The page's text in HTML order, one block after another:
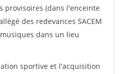
provisoires (dans l'enceinte
des redevances SACEM
dans un lieu
sportive et l'acquisition